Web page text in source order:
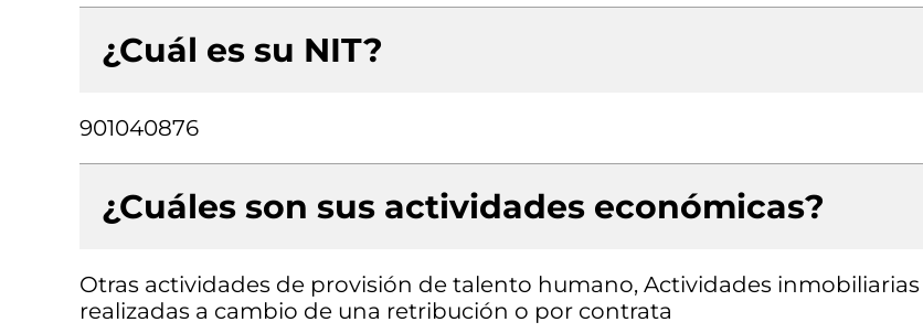
¿Cuál es su NIT?
901040876
¿Cuáles son sus actividades económicas?
Otras actividades de provisión de talento humano, Actividades inmobiliarias
realizadas a cambio de una retribución o por contrata